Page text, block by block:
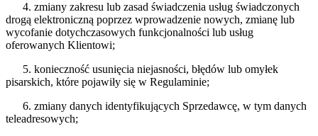
4. zmiany zakresu lub zasad świadczenia usług świadczonych
drogą elektroniczną poprzez wprowadzenie nowych, zmianę lub
wycofanie dotychczasowych funkcjonalności lub usług
oferowanych Klientowi;
5. konieczność usunięcia niejasności, błędów lub omyłek
pisarskich, które pojawiły się w Regulaminie;
6. zmiany danych identyfikujących Sprzedawcę, w tym danych
teleadresowych;